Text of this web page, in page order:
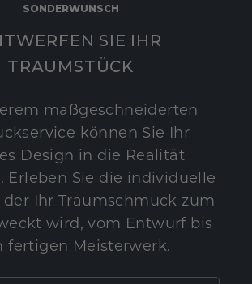
SONDERWUNSCH
SIE IHR
TRAUMSTÜCK
maßgeschneiderten
können Sie Ihr
Design in die Realität
Erleben Sie die individuelle
der Ihr Traumschmuck zum
wird, vom Entwurf bis
fertigen Meisterwerk.